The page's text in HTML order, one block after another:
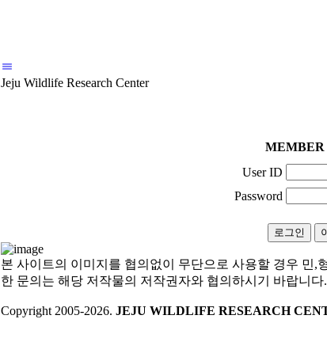
Jeju Wildlife Research Center
User ID
Password
본 사이트의 이미지를 협의없이 무단으로 사용할 경우 민,
한 문의는 해당 저작물의 저작권자와 협의하시기 바랍니다.
Copyright 2005-2026. JEJU WILDLIFE RESEARCH